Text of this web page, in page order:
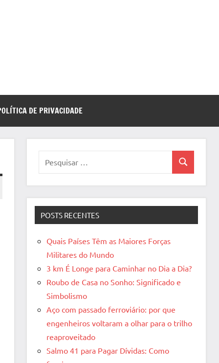
DE PRIVACIDADE
Pesquisa
POSTS RECENTES
Quais Países Têm as Maiores Forças
Militares do Mundo
3 km É Longe para Caminhar no Dia a Dia?
Roubo de Casa no Sonho: Significado e
Simbolismo
Aço com passado ferroviário: por que
engenheiros voltaram a olhar para o trilho
reaproveitado
Salmo 41 para Pagar Dívidas: Como